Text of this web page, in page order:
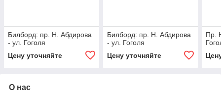
Билборд: пр. Н. Абдирова
- ул. Гоголя
Цену уточняйте
Билборд: пр. Н. Абдирова
- ул. Гоголя
Цену уточняйте
Пр.
О нас